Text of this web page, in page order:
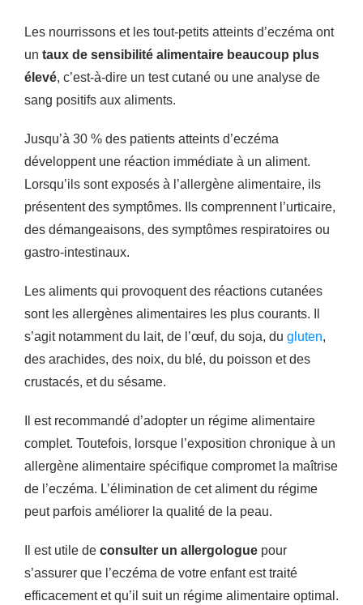
Les nourrissons et les tout-petits atteints d’eczéma ont
un taux de sensibilité alimentaire beaucoup plus
élevé, c’est-à-dire un test cutané ou une analyse de
sang positifs aux aliments.
Jusqu’à 30 % des patients atteints d’eczéma
développent une réaction immédiate à un aliment.
Lorsqu’ils sont exposés à l’allergène alimentaire, ils
présentent des symptômes. Ils comprennent l’urticaire,
des démangeaisons, des symptômes respiratoires ou
gastro-intestinaux.
Les aliments qui provoquent des réactions cutanées
sont les allergènes alimentaires les plus courants. Il
s’agit notamment du lait, de l’œuf, du soja, du gluten,
des arachides, des noix, du blé, du poisson et des
crustacés, et du sésame.
Il est recommandé d’adopter un régime alimentaire
complet. Toutefois, lorsque l’exposition chronique à un
allergène alimentaire spécifique compromet la maîtrise
de l’eczéma. L’élimination de cet aliment du régime
peut parfois améliorer la qualité de la peau.
Il est utile de consulter un allergologue pour
s’assurer que l’eczéma de votre enfant est traité
efficacement et qu’il suit un régime alimentaire optimal.